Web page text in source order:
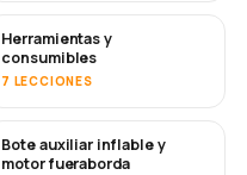
Herramientas y
consumibles
7 LECCIONES
Bote auxiliar inflable y
motor fueraborda